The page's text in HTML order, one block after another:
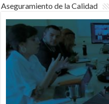
Aseguramiento de la Calidad